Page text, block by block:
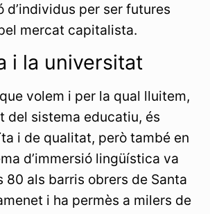
d’individus per ser futures
mercat capitalista.
i la universitat
volem i per la qual lluitem,
del sistema educatiu, és
i de qualitat, però també en
d’immersió lingüística va
80 als barris obrers de Santa
i ha permès a milers de